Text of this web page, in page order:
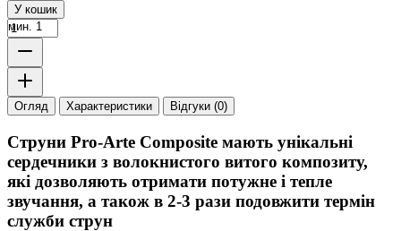
У кошик
мин. 1
Огляд Характеристики Відгуки (0)
Струни Pro-Arte Composite мають унікальні
сердечники з волокнистого витого композиту,
які дозволяють отримати потужне і тепле
звучання, а також в 2-3 рази подовжити термін
служби струн